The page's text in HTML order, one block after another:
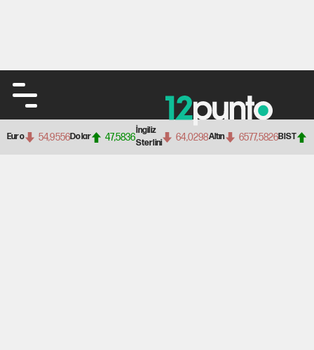
Euro 54,9556Dolar 47,5836
İngiliz
Sterlini
64,0298Altın 6577,5826BIST